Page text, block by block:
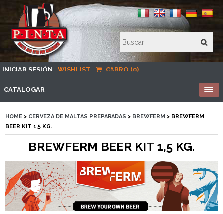
INICIAR SESIÓN WISHLIST CARRO (0)
CATALOGAR
HOME > CERVEZA DE MALTAS PREPARADAS > BREWFERM > BREWFERM
BEER KIT 1,5 KG.
BREWFERM BEER KIT 1,5 KG.